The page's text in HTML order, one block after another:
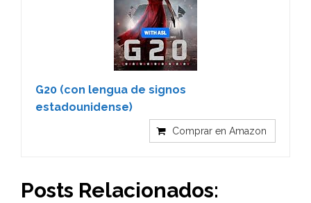
G20 (con lengua de signos
estadounidense)
Comprar en Amazon
Posts Relacionados: